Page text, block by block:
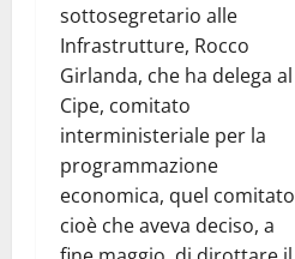
sottosegretario alle
Infrastrutture, Rocco
Girlanda, che ha delega al
Cipe, comitato
interministeriale per la
programmazione
economica, quel comitato
cioè che aveva deciso, a